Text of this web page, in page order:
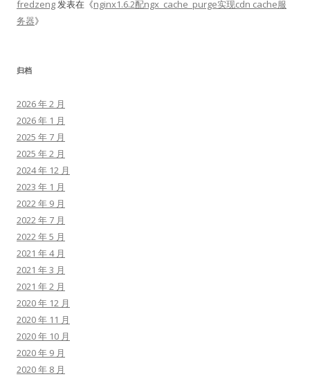
fredzeng发表在《nginx1.6.2配ngx_cache_purge实现cdn cache服
务器》
归档
2026 年 2 月
2026 年 1 月
2025 年 7 月
2025 年 2 月
2024 年 12 月
2023 年 1 月
2022 年 9 月
2022 年 7 月
2022 年 5 月
2021 年 4 月
2021 年 3 月
2021 年 2 月
2020 年 12 月
2020 年 11 月
2020 年 10 月
2020 年 9 月
2020 年 8 月